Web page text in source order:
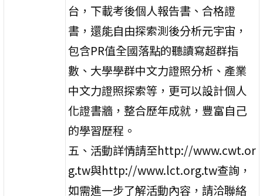
台，下載考後個人報告書、合格證
書，還能自由探索測後分析元宇宙，
包含PR值全國落點的聽讀寫超群指
數、大學學群中文力證照分析、產業
中文力證照探索等，更可以設計個人
化證書牆，整合歷年成就，豐富自己
的學習歷程。
五、活動詳情請至http://www.cwt.or
g.tw與http://www.lct.org.tw查詢，
如需進一步了解活動內容，請洽聯絡